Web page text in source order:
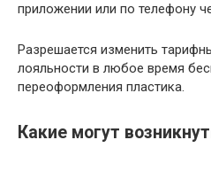
приложении или по телефону
Разрешается изменить
лояльности в любое время
переоформления пластика.
Какие могут